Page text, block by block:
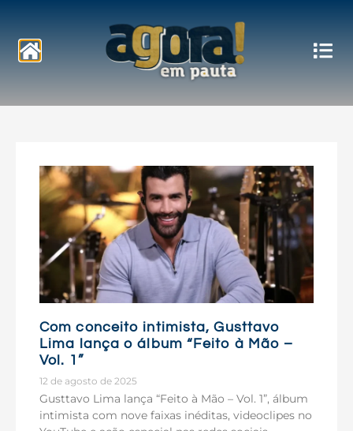
Notícias
Com conceito intimista, Gusttavo
Lima lança o álbum “Feito à Mão –
Vol. 1”
12 de agosto de 2025
Gusttavo Lima lança “Feito à Mão – Vol. 1”, álbum
intimista com nove faixas inéditas, videoclipes no